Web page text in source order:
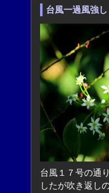
台風一過風強し
台風１７号の通
したが吹き返し